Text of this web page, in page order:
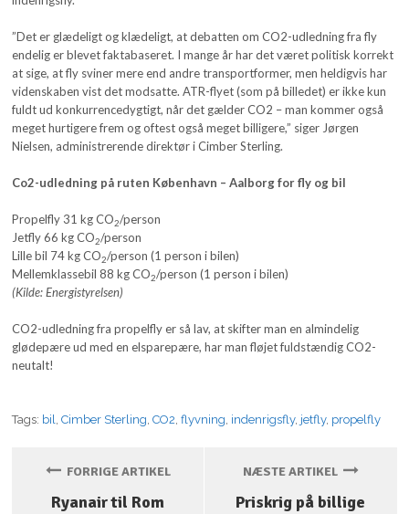
”Det er glædeligt og klædeligt, at debatten om CO2-udledning fra fly
endelig er blevet faktabaseret. I mange år har det været politisk korrekt
at sige, at fly sviner mere end andre transportformer, men heldigvis har
videnskaben vist det modsatte. ATR-flyet (som på billedet) er ikke kun
fuldt ud konkurrencedygtigt, når det gælder CO2 – man kommer også
meget hurtigere frem og oftest også meget billigere,” siger Jørgen
Nielsen, administrerende direktør i Cimber Sterling.
Co2-udledning på ruten København – Aalborg for fly og bil
Propelfly 31 kg CO2/person
Jetfly 66 kg CO2/person
Lille bil 74 kg CO2/person (1 person i bilen)
Mellemklassebil 88 kg CO2/person (1 person i bilen)
(Kilde: Energistyrelsen)
CO2-udledning fra propelfly er så lav, at skifter man en almindelig
glødepære ud med en elsparepære, har man fløjet fuldstændig CO2-
neutalt!
Tags: bil,Cimber Sterling,CO2,flyvning, indenrigsfly, jetfly, propelfly
FORRIGE ARTIKEL
Ryanair til Rom
NÆSTE ARTIKEL
Priskrig på billige